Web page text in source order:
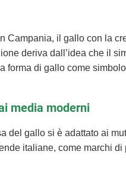
Campania, il gallo con la
deriva dall’idea che il
forma di gallo come
media moderni
del gallo si è adattato ai
italiane, come marchi